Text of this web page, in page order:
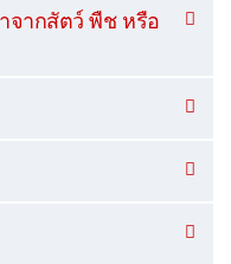
จากสัตว์ พืช หรือ